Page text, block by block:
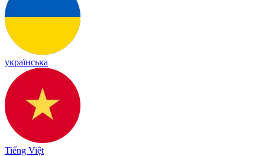
українська
Tiếng Việt